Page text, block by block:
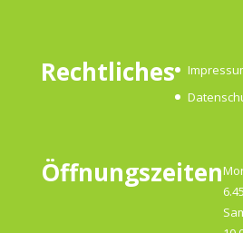
Rechtliches
Öffnungszeiten